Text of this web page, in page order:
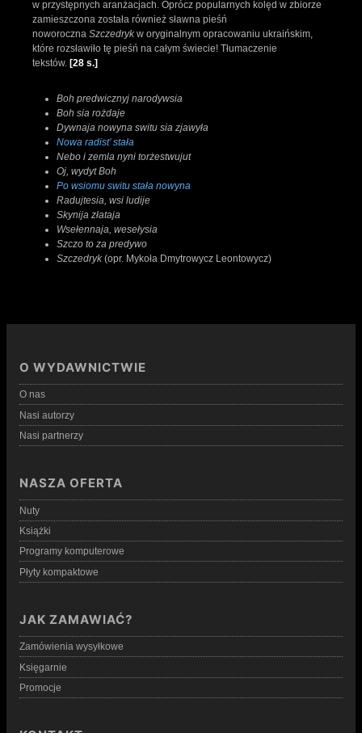
w przystępnych aranżacjach. Oprócz popularnych kolęd w zbiorze
zamieszczona została również sławna pieśń
noworoczna Szczedryk w oryginalnym opracowaniu ukraińskim,
które rozsławiło tę pieśń na całym świecie! Tłumaczenie
tekstów. [28 s.]
Boh predwicznyj narodywsia
Boh sia rożdaje
Dywnaja nowyna switu sia zjawyła
Nowa radist’ stała
Nebo i zemla nyni torżestwujut
Oj, wydyt Boh
Po wsiomu switu stała nowyna
Radujtesia, wsi ludije
Skynija złataja
Wsełennaja, wesełysia
Szczo to za predywo
Szczedryk (opr. Mykoła Dmytrowycz Leontowycz)
O WYDAWNICTWIE
O nas
Nasi autorzy
Nasi partnerzy
NASZA OFERTA
Nuty
Książki
Programy komputerowe
Płyty kompaktowe
JAK ZAMAWIAĆ?
Zamówienia wysyłkowe
Księgarnie
Promocje